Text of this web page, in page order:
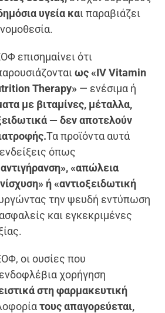
υγεία και παραβιάζει
επισημαίνει ότι
ως «IV Vitamin
Therapy» — ενέσιμα ή
με βιταμίνες, μέταλλα,
— δεν αποτελούν
Τα προϊόντα αυτά
όπως
«απώλεια
ή «αντιοξειδωτική
την ψευδή εντύπωση
και εγκεκριμένες
οι ουσίες που
χορήγηση
στη φαρμακευτική
τους απαγορεύεται,